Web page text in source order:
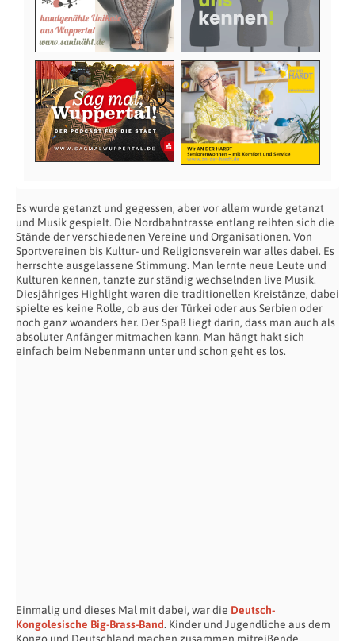
Es wurde getanzt und gegessen, aber vor allem wurde getanzt
und Musik gespielt. Die Nordbahntrasse entlang reihten sich die
Stände der verschiedenen Vereine und Organisationen. Von
Sportvereinen bis Kultur- und Religionsverein war alles dabei. Es
herrschte ausgelassene Stimmung. Man lernte neue Leute und
Kulturen kennen, tanzte zur ständig wechselnden live Musik.
Diesjähriges Highlight waren die traditionellen Kreistänze, dabei
spielte es keine Rolle, ob aus der Türkei oder aus Serbien oder
noch ganz woanders her. Der Spaß liegt darin, dass man auch als
absoluter Anfänger mitmachen kann. Man hängt hakt sich
einfach beim Nebenmann unter und schon geht es los.
Einmalig und dieses Mal mit dabei, war die Deutsch-
Kongolesische Big-Brass-Band. Kinder und Jugendliche aus dem